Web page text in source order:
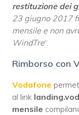
restituzione dei
23 giugno 2017
mensile e non
WindTre“.
Rimborso con
Vodafone
al link
mensile